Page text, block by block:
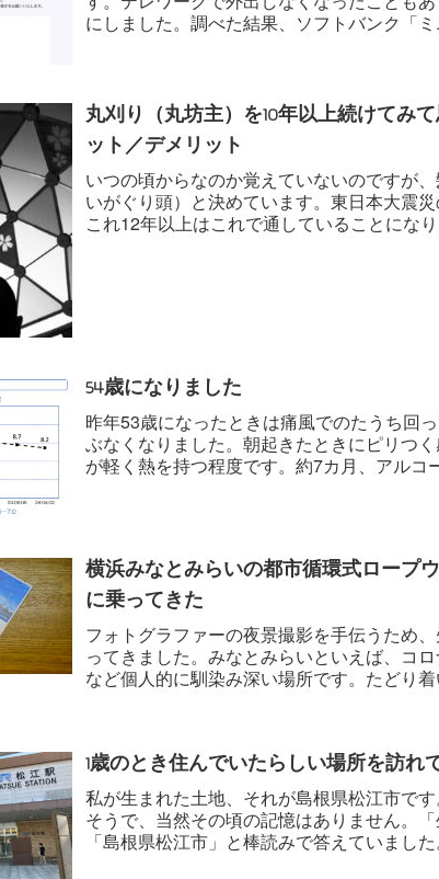
にしました。調べた結果、ソフトバンク「
丸刈り（丸坊主）を10年以上続けてみ
ット／デメリット
いつの頃からなのか覚えていないのですが
いがぐり頭）と決めています。東日本大震
これ12年以上はこれで通していることにな
54歳になりました
昨年53歳になったときは痛風でのたうち回
ぶなくなりました。朝起きたときにピリつ
が軽く熱を持つ程度です。約7カ月、アルコ
横浜みなとみらいの都市循環式ロープ
に乗ってきた
フォトグラファーの夜景撮影を手伝うため
ってきました。みなとみらいといえば、コ
など個人的に馴染み深い場所です。たどり
1歳のとき住んでいたらしい場所を訪れ
私が生まれた土地、それが島根県松江市で
そうで、当然その頃の記憶はありません。
「島根県松江市」と棒読みで答えていまし